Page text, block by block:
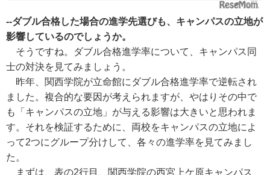
--ダブル合格した場合の進学先選びも、キャンパスの立地が
影響しているのでしょうか。
そうですね。ダブル合格進学率について、キャンパス同
士の対決を見てみましょう。
昨年、関西学院が立命館にダブル合格進学率で逆転され
ました。複合的な要因が考えられますが、やはりその中で
も「キャンパスの立地」が与える影響は大きいと思われま
す。それを検証するために、両校をキャンパスの立地によ
って2つにグループ分けして、各々の進学率を見てみまし
た。
まずは、表の2行目、関西学院の西宮上ケ原キャンパス